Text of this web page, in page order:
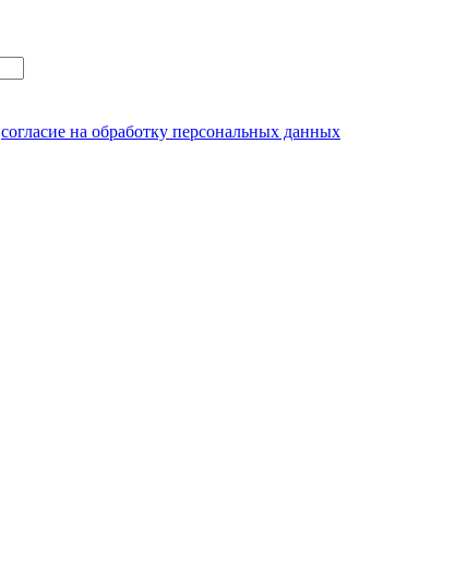
согласие на обработку персональных данных